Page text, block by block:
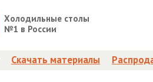
Холодильные столы
№1 в России
Скачать материалы